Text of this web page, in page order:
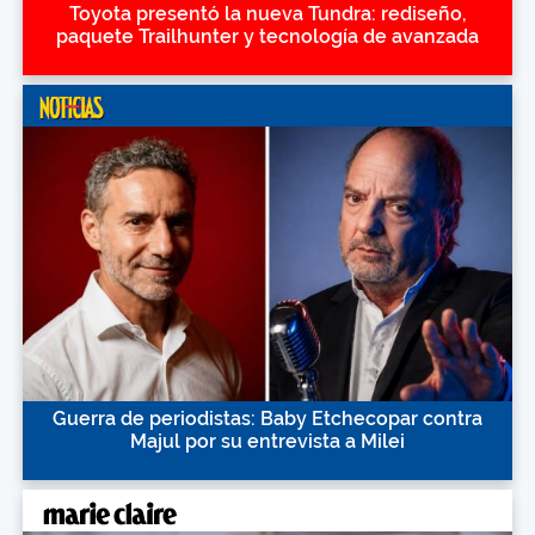
Toyota presentó la nueva Tundra: rediseño,
paquete Trailhunter y tecnología de avanzada
Guerra de periodistas: Baby Etchecopar contra
Majul por su entrevista a Milei